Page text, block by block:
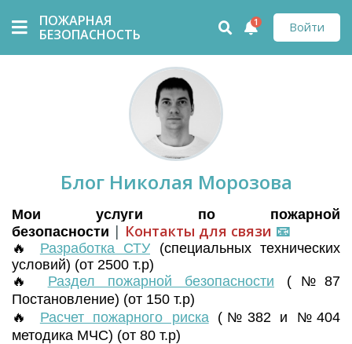
ПОЖАРНАЯ
БЕЗОПАСНОСТЬ
Войти
1
Блог Николая Морозова
Мои услуги по пожарной
безопасности | Контакты для связи 📧
🔥 Разработка СТУ (специальных технических
условий) (от 2500 т.р)
🔥 Раздел пожарной безопасности (№87
Постановление) (от 150 т.р)
🔥 Расчет пожарного риска(№382 и №404
методика МЧС) (от 80 т.р)